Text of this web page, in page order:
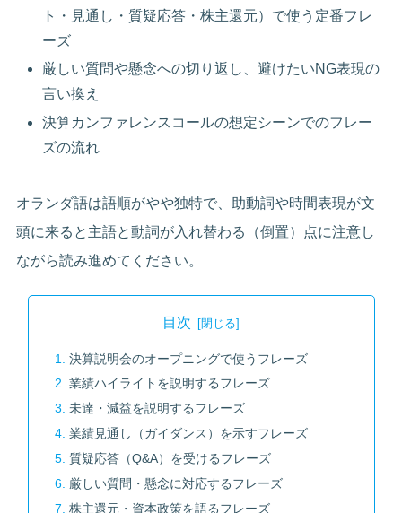
ト・見通し・質疑応答・株主還元）で使う定番フレ
ーズ
厳しい質問や懸念への切り返し、避けたいNG表現の
言い換え
決算カンファレンスコールの想定シーンでのフレー
ズの流れ
オランダ語は語順がやや独特で、助動詞や時間表現が文
頭に来ると主語と動詞が入れ替わる（倒置）点に注意し
ながら読み進めてください。
目次
決算説明会のオープニングで使うフレーズ
業績ハイライトを説明するフレーズ
未達・減益を説明するフレーズ
業績見通し（ガイダンス）を示すフレーズ
質疑応答（Q&A）を受けるフレーズ
厳しい質問・懸念に対応するフレーズ
株主還元・資本政策を語るフレーズ